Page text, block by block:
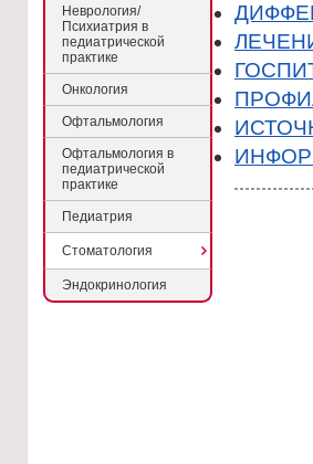
Неврология/
Психиатрия в
педиатрической
практике
Онкология
Офтальмология
Офтальмология в
педиатрической
практике
Педиатрия
Стоматология
Эндокринология